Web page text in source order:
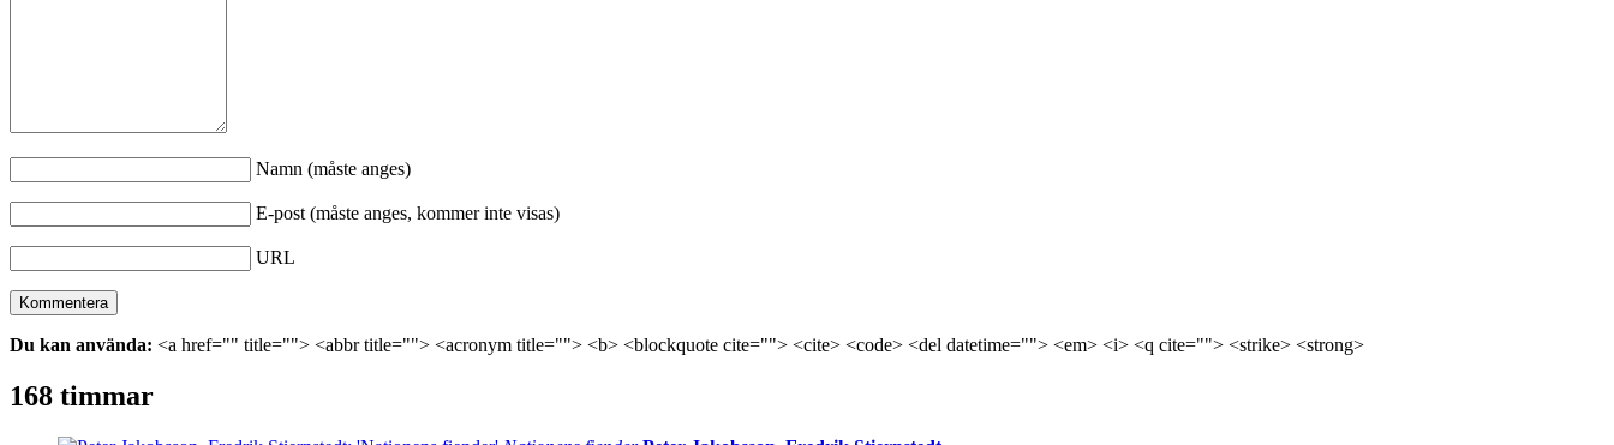
Namn (måste anges)
E-post (måste anges, kommer inte visas)
URL
Du kan använda: <a href="" title=""> <abbr title=""> <acronym title=""> <b> <blockquote cite=""> <cite> <code> <del datetime=""> <em> <i> <q cite=""> <strike> <strong>
168 timmar